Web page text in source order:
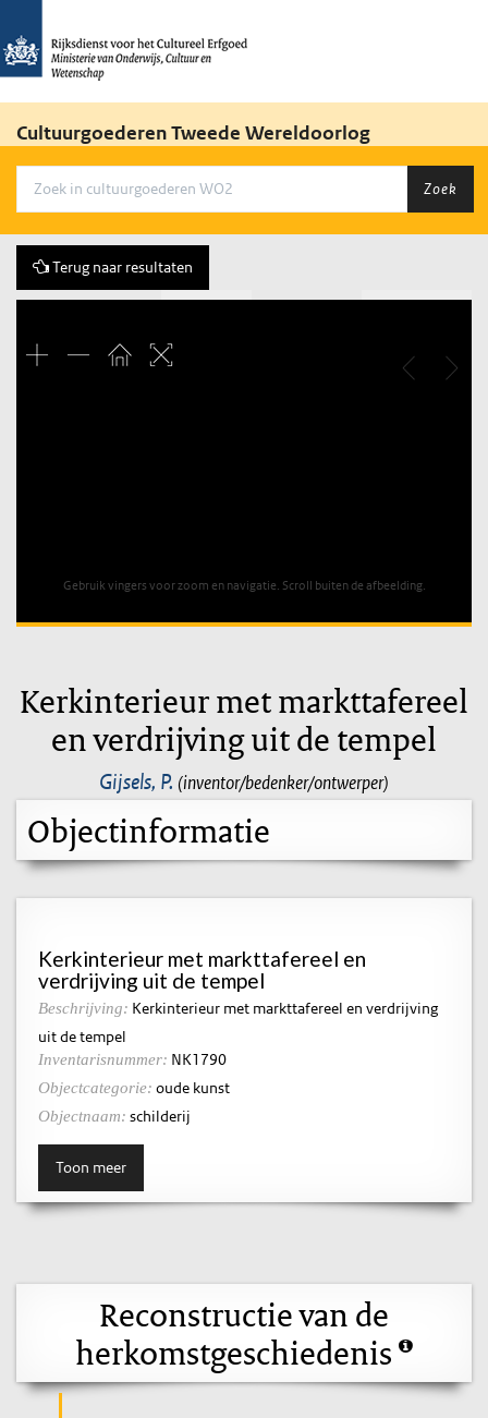
Cultuurgoederen Tweede Wereldoorlog
Zoek
Terug naar resultaten
Gebruik vingers voor zoom en navigatie. Scroll buiten de afbeelding.
Kerkinterieur met markttafereel
en verdrijving uit de tempel
Gijsels, P. (inventor/bedenker/ontwerper)
Objectinformatie
Kerkinterieur met markttafereel en
verdrijving uit de tempel
Beschrijving: Kerkinterieur met markttafereel en verdrijving
uit de tempel
Inventarisnummer: NK1790
Objectcategorie: oude kunst
Objectnaam: schilderij
Toon meer
Reconstructie van de
herkomstgeschiedenis